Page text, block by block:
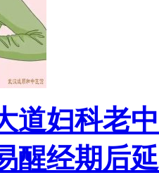
道妇科老
醒经期后延